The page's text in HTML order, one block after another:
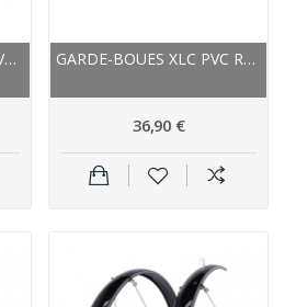
GARDE-BOUES SKS VTC VTT RACEBLADE PRO XL NOIR MAT GARDE-BOUES XLC PVC ROUTE VTC RÉFLEX 28P/46...
36,90 €